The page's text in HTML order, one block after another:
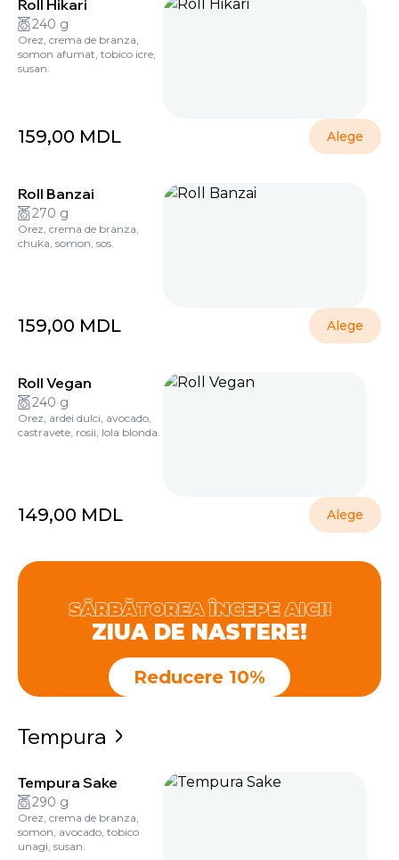
Roll Hikari
240 g
Orez, crema de branza,
somon afumat, tobico icre,
susan.
159,00 MDL Alege
Roll Banzai
270 g
Orez, crema de branza,
chuka, somon, sos.
159,00 MDL Alege
Roll Vegan
240 g
Orez, ardei dulci, avocado,
castravete, rosii, lola blonda.
149,00 MDL Alege
SĂRBĂTOREA ÎNCEPE AICI!
ZIUA DE NASTERE!
Reducere 10%
Tempura
Tempura Sake
290 g
Orez, crema de branza,
somon, avocado, tobico
unagi, susan.